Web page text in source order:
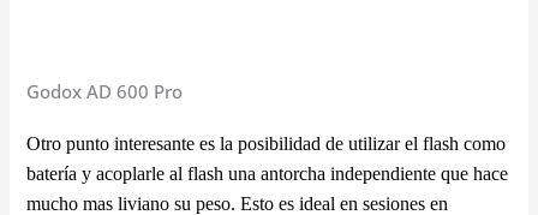
Godox AD 600 Pro
Otro punto interesante es la posibilidad de utilizar el flash como
batería y acoplarle al flash una antorcha independiente que hace
mucho mas liviano su peso. Esto es ideal en sesiones en